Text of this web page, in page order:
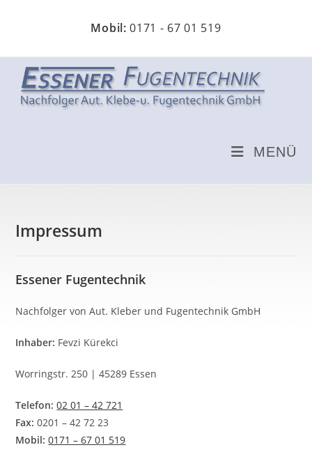
Mobil: 0171 - 67 01 519
MENÜ
Impressum
Essener Fugentechnik
Nachfolger von Aut. Kleber und Fugentechnik GmbH
Inhaber: Fevzi Kürekci
Worringstr. 250 | 45289 Essen
Telefon: 02 01 – 42 721
Fax: 0201 – 42 72 23
Mobil: 0171 – 67 01 519